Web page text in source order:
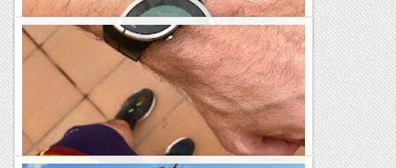
Rutes Salvatges
Bellmunt
Rutes Salvatges